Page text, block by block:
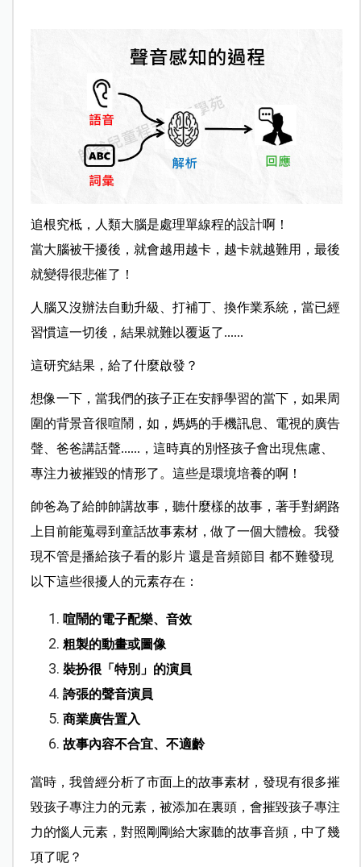
追根究柢，人類大腦是處理單線程的設計啊！
當大腦被干擾後，就會越用越卡，越卡就越難用，最後
就變得很悲催了！
人腦又沒辦法自動升級、打補丁、換作業系統，當已經
習慣這一切後，結果就難以覆返了......
這研究結果，給了什麼啟發？
想像一下，當我們的孩子正在安靜學習的當下，如果周
圍的背景音很喧鬧，如，媽媽的手機訊息、電視的廣告
聲、爸爸講話聲......，這時真的別怪孩子會出現焦慮、
專注力被摧毀的情形了。這些是環境培養的啊！
帥爸為了給帥帥講故事，聽什麼樣的故事，著手對網路
上目前能蒐尋到童話故事素材，做了一個大體檢。我發
現不管是播給孩子看的影片 還是音頻節目 都不難發現
以下這些很擾人的元素存在：
喧鬧的電子配樂、音效
粗製的動畫或圖像
裝扮很「特別」的演員
誇張的聲音演員
商業廣告置入
故事內容不合宜、不適齡
當時，我曾經分析了市面上的故事素材，發現有很多摧
毀孩子專注力的元素，被添加在裏頭，會摧毀孩子專注
力的惱人元素，對照剛剛給大家聽的故事音頻，中了幾
項了呢？